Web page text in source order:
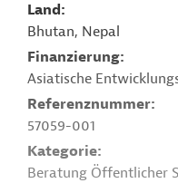
Land
Bhutan, Nepal
Finanzierung
Asiatische
Referenznummer
57059-001
Kategorie
Beratung Öffentlicher